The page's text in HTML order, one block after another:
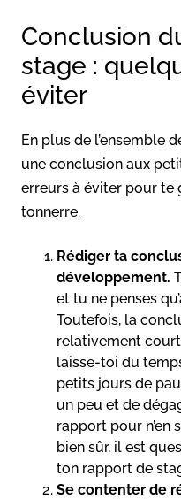
Conclusion
stage :
éviter
En plus de l’ensemble
une conclusion aux
erreurs à éviter pour te
tonnerre.
Rédiger ta
développement.
et tu ne penses
Toutefois, la
relativement
laisse-toi du
petits jours de
un peu et de
rapport pour n’en
bien sûr, il est
ton rapport de
Se contenter de